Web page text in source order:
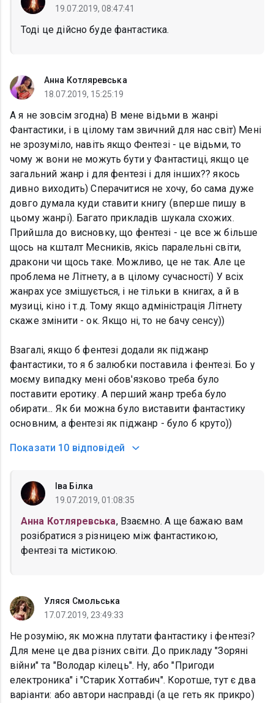
19.07.2019, 08:47:41
Тоді це дійсно буде фантастика.
Анна Котляревська
18.07.2019, 15:25:19
А я не зовсім згодна) В мене відьми в жанрі
Фантастики, і в цілому там звичний для нас світ) Мені
не зрозуміло, навіть якщо Фентезі - це відьми, то
чому ж вони не можуть бути у Фантастиці, якщо це
загальний жанр і для фентезі і для інших?? якось
дивно виходить) Сперачитися не хочу, бо сама дуже
довго думала куди ставити книгу (вперше пишу в
цьому жанрі). Багато прикладів шукала схожих.
Прийшла до висновку, що фентезі - це все ж більше
щось на кшталт Месників, якісь паралельні світи,
дракони чи щось таке. Можливо, це не так. Але це
проблема не Літнету, а в цілому сучасності) У всіх
жанрах усе змішується, і не тільки в книгах, а й в
музиці, кіно і т.д. Тому якщо адміністрація Літнету
скаже змінити - ок. Якщо ні, то не бачу сенсу))
Взагалі, якщо б фентезі додали як піджанр
фантастики, то я б залюбки поставила і фентезі. Бо у
моєму випадку мені обов'язково треба було
поставити еротику. А перший жанр треба було
обирати... Як би можна було виставити фантастику
основним, а фентезі як піджанр - було б круто))
Показати 10 відповідей
Іва Білка
19.07.2019, 01:08:35
Анна Котляревська, Взаємно. А ще бажаю вам
розібратися з різницею між фантастикою,
фентезі та містикою.
Уляся Смольська
17.07.2019, 23:49:33
Не розумію, як можна плутати фантастику і фентезі?
Для мене це два різних світи. До прикладу "Зоряні
війни" та "Володар кілець". Ну, або "Пригоди
електроника" і "Старик Хоттабич". Коротше, тут є два
варіанти: або автори насправді (а це геть як прикро)